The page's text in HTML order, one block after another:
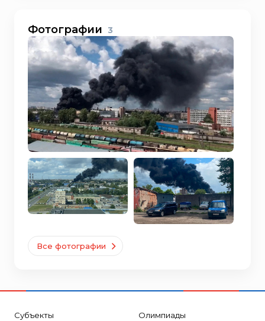
Фотографии 3
Все фотографии
Субъекты
Олимпиады